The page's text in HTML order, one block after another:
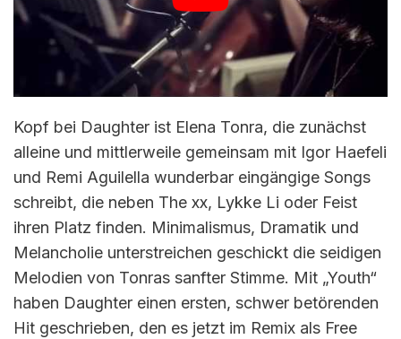
Kopf bei Daughter ist Elena Tonra, die zunächst
alleine und mittlerweile gemeinsam mit Igor Haefeli
und Remi Aguilella wunderbar eingängige Songs
schreibt, die neben The xx, Lykke Li oder Feist
ihren Platz finden. Minimalismus, Dramatik und
Melancholie unterstreichen geschickt die seidigen
Melodien von Tonras sanfter Stimme. Mit „Youth“
haben Daughter einen ersten, schwer betörenden
Hit geschrieben, den es jetzt im Remix als Free